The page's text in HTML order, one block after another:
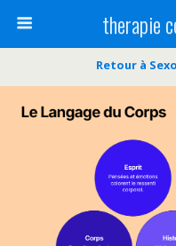
therapie
Retour à